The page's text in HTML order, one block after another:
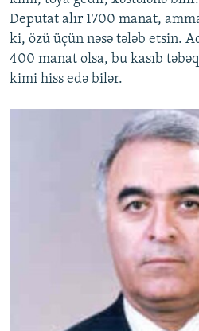
Deputat alır 1700 manat,
ki, özü üçün nəsə tələb etsin.
400 manat olsa, bu kasıb
kimi hiss edə bilər.